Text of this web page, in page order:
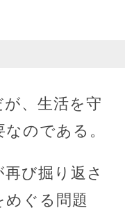
、生活を守
のである。
び掘り返さ
めぐる問題